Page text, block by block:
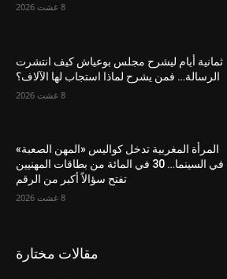
8 غشت 2026
ثمانية أيام ليشرح مجلس بوعياش كيف انتشرت
الرسالة… فمن يشرح لماذا استجاب لها الآلاف؟
8 غشت 2026
المرأة المغربية تدخل كواليس «المهن الصعبة»
في السينما… 30 في المائة من بطاقات المهنيين
تفتح سؤالاً أكبر من الرقم
8 غشت 2026
مقالات مختارة